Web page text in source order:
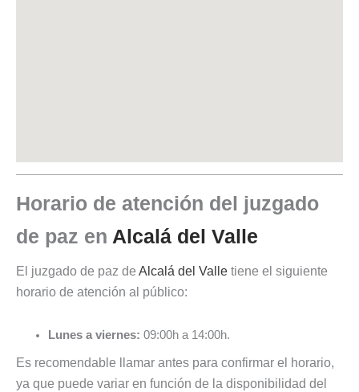
Horario de atención del juzgado
de paz en Alcalá del Valle
El juzgado de paz de Alcalá del Valle tiene el siguiente
horario de atención al público:
Lunes a viernes: 09:00h a 14:00h.
Es recomendable llamar antes para confirmar el horario,
ya que puede variar en función de la disponibilidad del